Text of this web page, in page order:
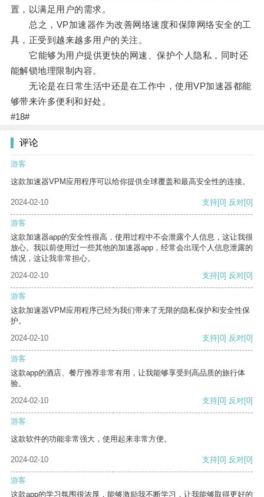
置，以满足用户的需求。
总之，VP加速器作为改善网络速度和保障网络安全的工
具，正受到越来越多用户的关注。
它能够为用户提供更快的网速、保护个人隐私，同时还
能解锁地理限制内容。
无论是在日常生活中还是在工作中，使用VP加速器都能
够带来许多便利和好处。
#18#
评论
游客
这款加速器VPM应用程序可以给你提供全球覆盖和最高安全性的连接。
2024-02-10 支持[0] 反对[0]
游客
这款加速器app的安全性很高，使用过程中不会泄露个人信息，这让我很
放心。我以前使用过一些其他的加速器app，经常会出现个人信息泄露的
情况，这让我非常担心。
2024-02-10
支持[0] 反对[0]
游客
这款加速器VPM应用程序已经为我们带来了无限的隐私保护和安全性保
护。
2024-02-10
支持[0] 反对[0]
游客
这款app的酒店、餐厅推荐非常有用，让我能够享受到高品质的旅行体
验。
2024-02-10
支持[0] 反对[0]
游客
这款软件的功能非常强大，使用起来非常方便。
2024-02-10 支持[0] 反对[0]
游客
这款app的学习氛围很浓厚，能够激励我不断学习，让我能够取得更好的